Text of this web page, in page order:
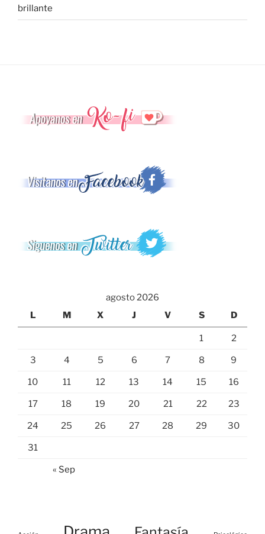
brillante
agosto 2026
L
M X J V S D
1 2
3 4 5 6 7 8 9
10 11 12 13 14 15 16
17 18 19 20 21 22 23
24 25 26 27 28 29 30
31
« Sep